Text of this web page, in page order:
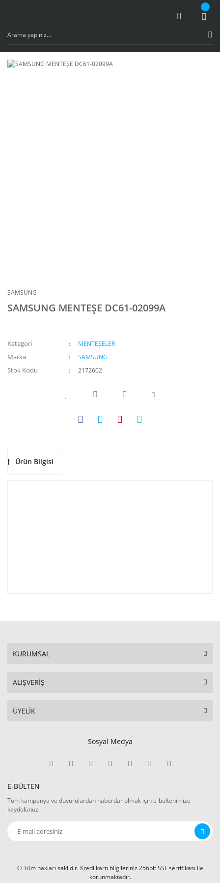
SAMSUNG
SAMSUNG MENTEŞE DC61-02099A
Kategori MENTEŞELER
Marka SAMSUNG
Stok Kodu 2172602
Ürün Bilgisi
KURUMSAL
ALIŞVERİŞ
ÜYELİK
Sosyal Medya
E-BÜLTEN
Tüm kampanya ve duyurulardan haberdar olmak için e-bültenimize
kaydolunuz.
© Tüm hakları saklıdır. Kredi kartı bilgileriniz 256bit SSL sertifikası ile
korunmaktadır.